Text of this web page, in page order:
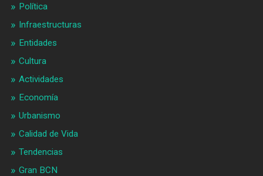
Política
Infraestructuras
Entidades
Cultura
Actividades
Economía
Urbanismo
Calidad de Vida
Tendencias
Gran BCN